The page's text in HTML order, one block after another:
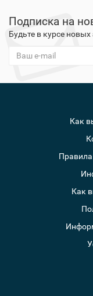
Подписка на
Будьте в курсе
Как
Как